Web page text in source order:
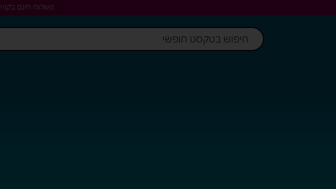
משלוח חינם בקניה מעל